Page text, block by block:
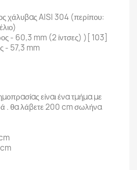
χάλυβας AISI 304 (περίπου:
- 60,3 mm (2 ίντσες) )[ 103]
- 57,3 mm
είναι ένα τμήμα με
. θα λάβετε 200 cm σωλήνα